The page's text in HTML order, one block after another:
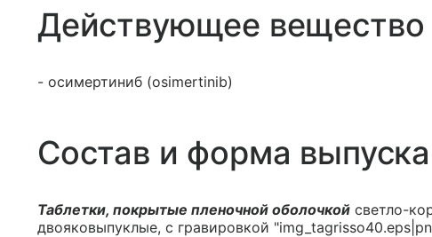
Действующее вещество
- осимертиниб (osimertinib)
Состав и форма
Таблетки, покрытые пленочной оболочкой светло-
двояковыпуклые, с гравировкой